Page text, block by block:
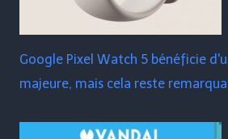
Google Pixel Watch 5 bénéficie
majeure, mais cela reste